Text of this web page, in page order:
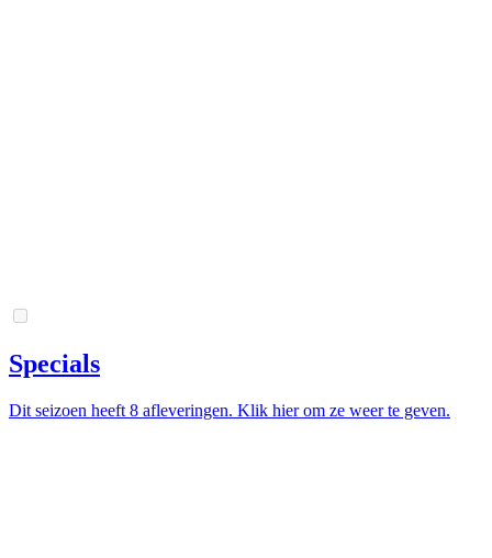
Specials
Dit seizoen heeft 8 afleveringen. Klik hier om ze weer te geven.